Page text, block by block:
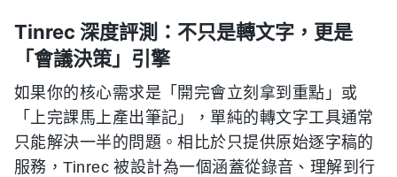
Tinrec 深度評測：不只是轉文字，更是
「會議決策」引擎
如果你的核心需求是「開完會立刻拿到重點」或
「上完課馬上產出筆記」，單純的轉文字工具通常
只能解決一半的問題。相比於只提供原始逐字稿的
服務，Tinrec 被設計為一個涵蓋從錄音、理解到行